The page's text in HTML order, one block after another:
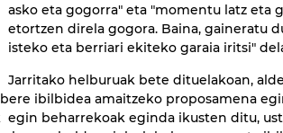
asko eta gogorra" eta "momentu latz eta
etortzen direla gogora. Baina, gaineratu
isteko eta berriari ekiteko garaia iritsi"
Jarritako helburuak bete dituelakoan,
ibilbidea amaitzeko proposamena
egin beharrekoak eginda ikusten ditu,